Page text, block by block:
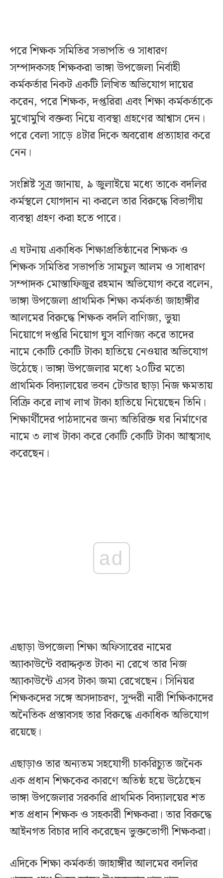
পরে শিক্ষক সমিতির সভাপতি ও সাধারণ
সম্পাদকসহ শিক্ষকরা ভাঙ্গা উপজেলা নির্বাহী
কর্মকর্তার নিকট একটি লিখিত অভিযোগ দায়ের
করেন, পরে শিক্ষক, দপ্তরিরা এবং শিক্ষা কর্মকর্তাকে
মুখোমুখি বক্তব্য নিয়ে ব্যবস্থা গ্রহণের আশ্বাস দেন।
পরে বেলা সাড়ে ৪টার দিকে অবরোধ প্রত্যাহার করে
নেন।
সংশ্লিষ্ট সূত্র জানায়, ৯ জুলাইয়ে মধ্যে তাকে বদলির
কর্মস্থলে যোগদান না করলে তার বিরুদ্ধে বিভাগীয়
ব্যবস্থা গ্রহণ করা হতে পারে।
এ ঘটনায় একাধিক শিক্ষাপ্রতিষ্ঠানের শিক্ষক ও
শিক্ষক সমিতির সভাপতি সামচুল আলম ও সাধারণ
সম্পাদক মোস্তাফিজুর রহমান অভিযোগ করে বলেন,
ভাঙ্গা উপজেলা প্রাথমিক শিক্ষা কর্মকর্তা জাহাঙ্গীর
আলমের বিরুদ্ধে শিক্ষক বদলি বাণিজ্য, ভুয়া
নিয়োগে দপ্তরি নিয়োগ ঘুস বাণিজ্য করে তাদের
নামে কোটি কোটি টাকা হাতিয়ে নেওয়ার অভিযোগ
উঠেছে। ভাঙ্গা উপজেলার মধ্যে ২০টির মতো
প্রাথমিক বিদ্যালয়ের ভবন টেন্ডার ছাড়া নিজ ক্ষমতায়
বিক্রি করে লাখ লাখ টাকা হাতিয়ে নিয়েছেন তিনি।
শিক্ষার্থীদের পাঠদানের জন্য অতিরিক্ত ঘর নির্মাণের
নামে ৩ লাখ টাকা করে কোটি কোটি টাকা আত্মসাৎ
করেছেন।
ad
এছাড়া উপজেলা শিক্ষা অফিসারের নামের
অ্যাকাউন্টে বরাদ্দকৃত টাকা না রেখে তার নিজ
অ্যাকাউন্টে এসব টাকা জমা রেখেছেন। সিনিয়র
শিক্ষকদের সঙ্গে অসদাচরণ, সুন্দরী নারী শিক্ষিকাদের
অনৈতিক প্রস্তাবসহ তার বিরুদ্ধে একাধিক অভিযোগ
রয়েছে।
এছাড়াও তার অন্যতম সহযোগী চাকরিচ্যুত জনৈক
এক প্রধান শিক্ষকের কারণে অতিষ্ঠ হয়ে উঠেছেন
ভাঙ্গা উপজেলার সরকারি প্রাথমিক বিদ্যালয়ের শত
শত প্রধান শিক্ষক ও সহকারী শিক্ষকরা। তার বিরুদ্ধে
আইনগত বিচার দাবি করেছেন ভুক্তভোগী শিক্ষকরা।
এদিকে শিক্ষা কর্মকর্তা জাহাঙ্গীর আলমের বদলির